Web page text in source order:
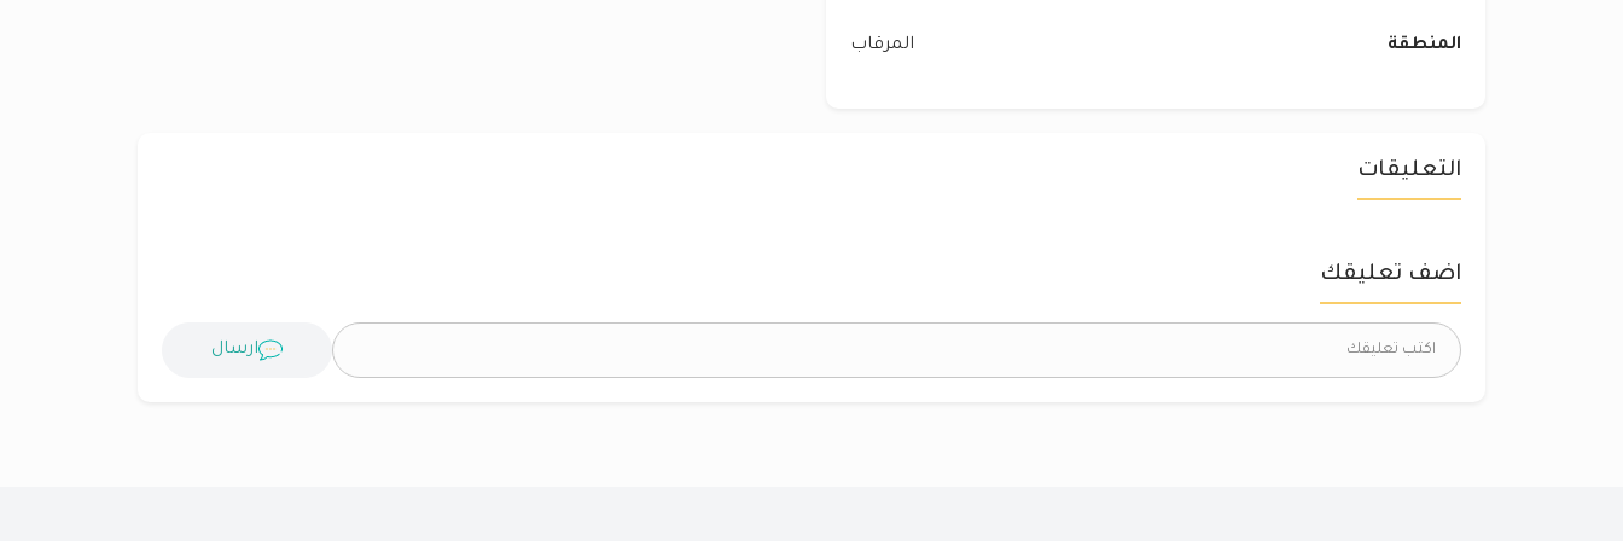
المنطقة المرقاب
التعليقات
اضف تعليقك
ارسال